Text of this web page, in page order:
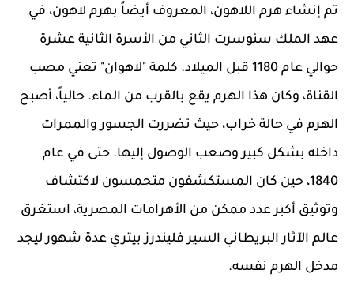
تم إنشاء هرم اللاهون، المعروف أيضاً بهرم لاهون، في
عهد الملك سنوسرت الثاني من الأسرة الثانية عشرة
حوالي عام 1180 قبل الميلاد. كلمة "لاهوان" تعني مصب
القناة، وكان هذا الهرم يقع بالقرب من الماء. حالياً، أصبح
الهرم في حالة خراب، حيث تضررت الجسور والممرات
داخله بشكل كبير وصعب الوصول إليها. حتى في عام
1840، حين كان المستكشفون متحمسون لاكتشاف
وتوثيق أكبر عدد ممكن من الأهرامات المصرية، استغرق
عالم الآثار البريطاني السير فليندرز بيتري عدة شهور ليجد
مدخل الهرم نفسه.